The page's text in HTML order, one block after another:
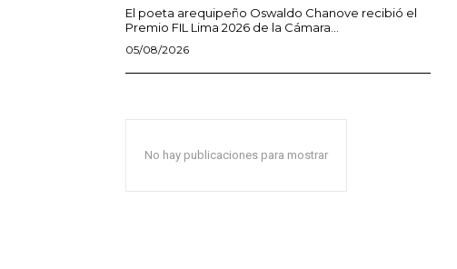
El poeta arequipeño Oswaldo Chanove recibió el
Premio FIL Lima 2026 de la Cámara...
05/08/2026
No hay publicaciones para mostrar